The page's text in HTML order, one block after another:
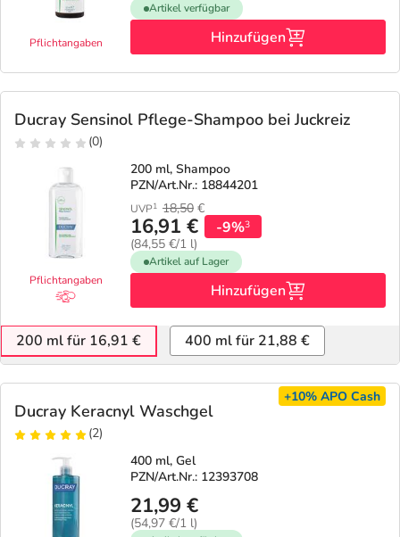
Pflichtangaben
Artikel verfügbar
Hinzufügen
Ducray Sensinol Pflege-Shampoo bei Juckreiz
(0)
Pflichtangaben
200 ml, Shampoo
PZN/Art.Nr.: 18844201
UVP1 18,50 €
16,91 €
(84,55 €/1 l)
-9%3
Artikel auf Lager
Hinzufügen
200 ml für 16,91 € 400 ml für 21,88 €
Ducray Keracnyl Waschgel
(2)
+10% APO Cash
400 ml, Gel
PZN/Art.Nr.: 12393708
21,99 €
(54,97 €/1 l)